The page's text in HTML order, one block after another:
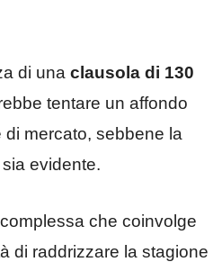
di una clausola di 130
tentare un affondo
mercato, sebbene la
evidente.
che coinvolge
di raddrizzare la stagione